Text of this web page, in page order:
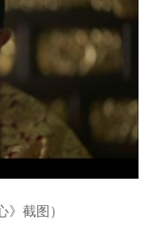
》截图）